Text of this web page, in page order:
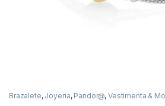
Brazalete, Joyeria, Pandor@,Vestimenta &